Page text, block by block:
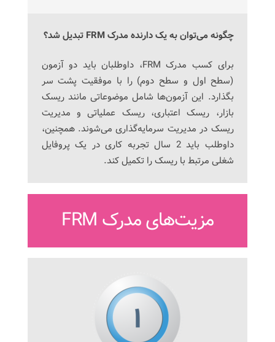
چگونه می‌توانبه یک دارنده مدرکFRM تبدیل شد؟
برای کسب مدرک FRM، داوطلبان باید دو آزمون
(سطح اول و سطح دوم) را با موفقیت پشت سر
بگذارد. این آزمون‌ها شامل موضوعاتی مانند ریسک
بازار، ریسک اعتباری، ریسک عملیاتی و مدیریت
ریسک در مدیریت سرمایه‌گذاری می‌شوند. همچنین،
داوطلب باید 2 سال تجربه کاری در یک پروفایل
شغلی مرتبط با ریسک را تکمیل کند.
مزیت‌های مدرک FRM